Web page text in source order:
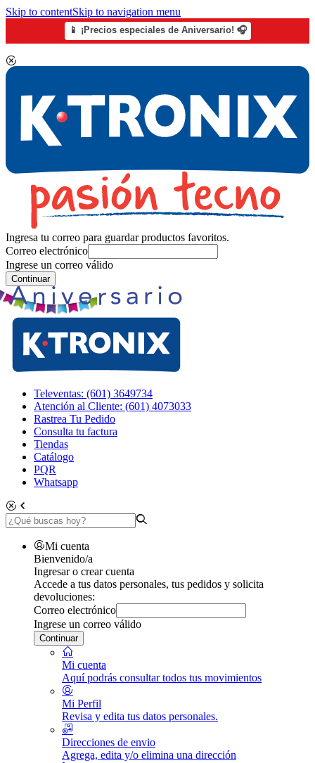
Skip to contentSkip to navigation menu
📱 ¡Precios especiales de Aniversario! 🎧
Ingresa tu correo para guardar productos favoritos.
Correo electrónico
Ingrese un correo válido
Continuar
Televentas: (601) 3649734
Atención al Cliente: (601) 4073033
Rastrea Tu Pedido
Consulta tu factura
Tiendas
Catálogo
PQR
Whatsapp
Mi cuenta
Bienvenido/a
Ingresar o crear cuenta
Accede a tus datos personales, tus pedidos y solicita
devoluciones:
Correo electrónico
Ingrese un correo válido
Continuar
Mi cuenta
Aquí podrás consultar todos tus movimientos
Mi Perfil
Revisa y edita tus datos personales.
Direcciones de envio
Agrega, edita y/o elimina una dirección